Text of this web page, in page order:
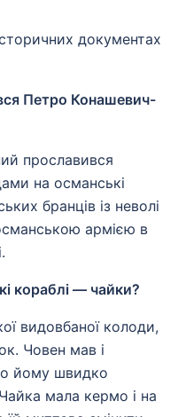
документах
Петро Конашевич-
прославився
на османські
бранців із неволі
армією в
кораблі — чайки?
видовбаної колоди,
Човен мав і
йому швидко
мала кермо і на